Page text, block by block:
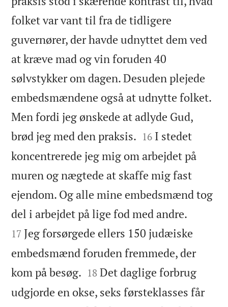
folket var vant til fra de tidligere
guvernører, der havde udnyttet dem ved
at kræve mad og vin foruden 40
sølvstykker om dagen. Desuden plejede
embedsmændene også at udnytte folket.
Men fordi jeg ønskede at adlyde Gud,
brød jeg med den praksis. 

16 I stedet
koncentrerede jeg mig om arbejdet på
muren og nægtede at skaffe mig fast
ejendom. Og alle mine embedsmænd tog
del i arbejdet på lige fod med andre.
17 Jeg forsørgede ellers 150 judæiske
embedsmænd foruden fremmede, der
kom på besøg. 

18 Det daglige forbrug
udgjorde en okse, seks førsteklasses får